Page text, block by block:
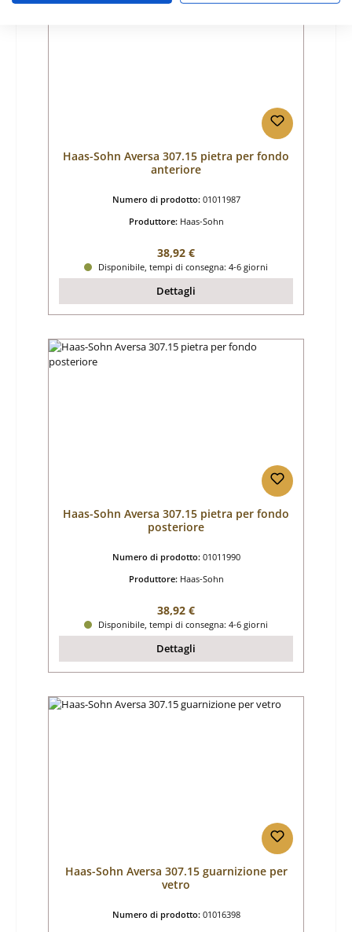
Haas-Sohn Aversa 307.15 pietra per fondo
anteriore
Numero di prodotto: 01011987
Produttore: Haas-Sohn
Prezzo normale:
38,92 €
Disponibile, tempi di consegna: 4-6 giorni
Dettagli
Haas-Sohn Aversa 307.15 pietra per fondo
posteriore
Numero di prodotto: 01011990
Produttore: Haas-Sohn
Prezzo normale:
38,92 €
Disponibile, tempi di consegna: 4-6 giorni
Dettagli
Haas-Sohn Aversa 307.15 guarnizione per
vetro
Numero di prodotto: 01016398